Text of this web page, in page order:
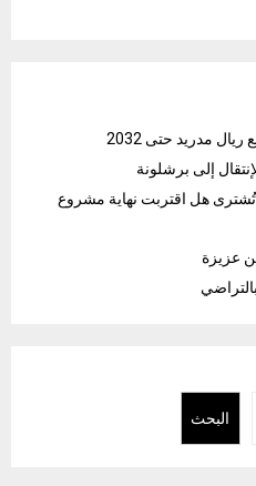
مدريد حتى 2032
إلى برشلونة
تُشترى هل اقتربت نهاية مشروع
عزيزة
البحث